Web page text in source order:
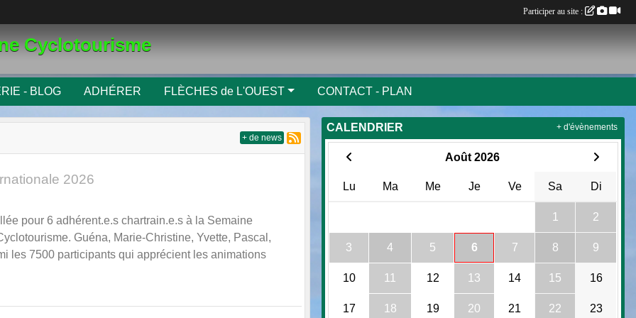
Cyclotourisme
- BLOG ADHÉRER FLÈCHES de L'OUEST CONTACT - PLAN
2026
pour 6 adhérent.e.s chartrain.e.s à la Semaine
Guéna, Marie-Christine, Yvette, Pascal,
les 7500 participants qui apprécient les animations
+ de news
CALENDRIER
Août 2026
Lu Ma Me Je Ve Sa Di
1 2
3 4 5 6 7 8 9
10 11 12 13 14 15 16
17 18 19 20 21 22 23
+ d'évènements
Participer au site :